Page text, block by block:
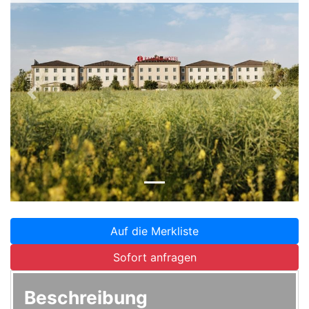
Zurück
Auf die Merkliste
Sofort anfragen
Beschreibung